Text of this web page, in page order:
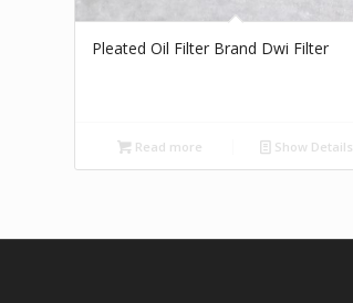
Pleated Oil Filter Brand Dwi Filter
Read more Show Details